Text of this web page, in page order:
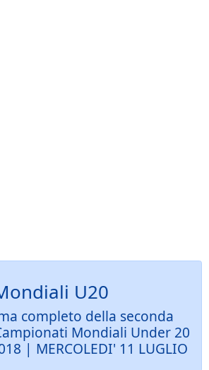
U20
completo della seconda
Mondiali Under 20
| MERCOLEDI' 11 LUGLIO